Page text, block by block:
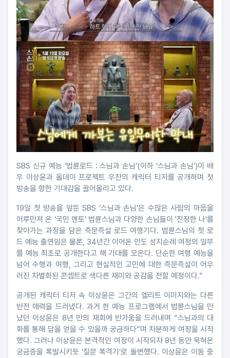
SBS 신규 예능 ‘법륜로드 : 스님과 손님’(이하 ‘스님과 손님’)이 배
우 이상윤과 올데이 프로젝트 우찬의 캐릭터 티저를 공개하며 첫
방송을 향한 기대감을 끌어올리고 있다.
19일 첫 방송을 앞둔 SBS ‘스님과 손님’은 수많은 사람의 마음을
어루만져 온 ‘국민 멘토’ 법륜스님과 다양한 손님들이 '진정한 나'를
찾아가는 과정을 담은 즉문즉설 로드 여행기다. 법륜스님의 첫 로
드 예능 출연임은 물론, 34년간 이어온 인도 성지순례 여정의 일부
를 예능 최초로 공개한다고 해 기대를 모은다. 단순한 여행 예능을
넘어 수행과 여행, 그리고 현실적인 고민에 대한 즉문즉설이 어우
러진 차별화된 콘셉트로 색다른 재미와 공감을 전할 예정이다.”
공개된 캐릭터 티저 속 이상윤은 그간의 엘리트 이미지와는 다른
반전 매력을 드러냈다. 과거 한 예능 프로그램에서 법륜스님을 만
났던 이상윤은 8년 만의 재회에 반가움을 드러내며 “스님과의 대
화를 통해 답을 얻을 수 있을까 궁금하다”며 차분하게 여정을 시작
했다. 그러나 이상윤은 본격적인 여정이 시작되자 8년 동안 묵혀온
궁금증을 폭발시키듯 ‘질문 폭격기’로 돌변했다. 이상윤은 이동 중